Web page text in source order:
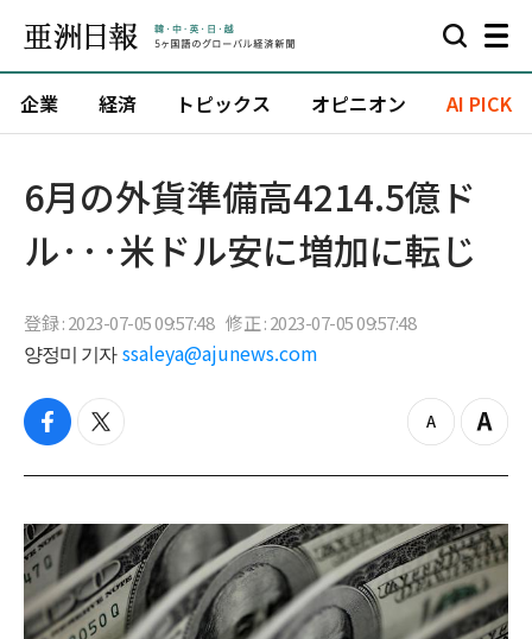
企業 経済 トピックス オピニオン AI PICK
6月の外貨準備高4214.5億ド
ル···米ドル安に増加に転じ
登録 : 2023-07-05 09:57:48 修正 : 2023-07-05 09:57:48
양정미 기자 ssaleya@ajunews.com
f
c
b
o
o
k
t
i
t
e
r
z
o
o
u
t
Z
o
i
n